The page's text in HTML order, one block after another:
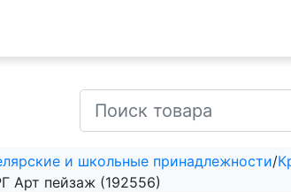
и школьные принадлежности/
Арт пейзаж (192556)